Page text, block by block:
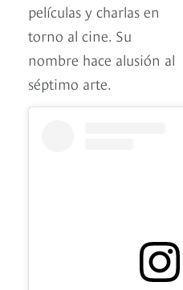
películas y charlas en
torno al cine. Su
nombre hace alusión al
séptimo arte.